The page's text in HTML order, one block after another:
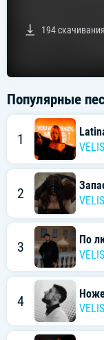
194скачивания
Популярные
1
2
3
По
4